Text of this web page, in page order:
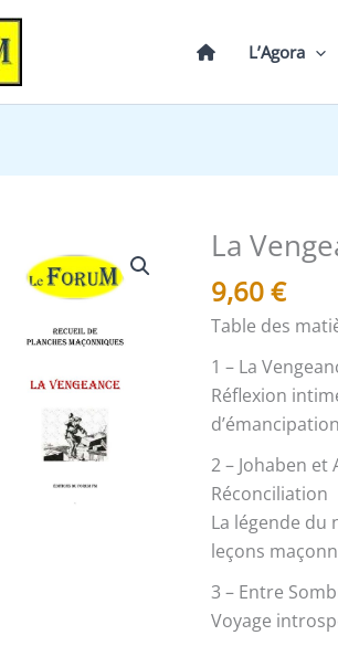
L’Agora
La
9,60€
Table des
1 – La
Réflexion
2 – Johaben et
Réconciliation
La légende du
leçons
3 – Entre
Voyage
quantité
La
Vengeance
-
Recueil